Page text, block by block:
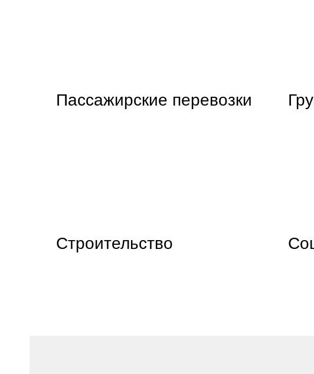
Пассажирские перевозки
Строительство